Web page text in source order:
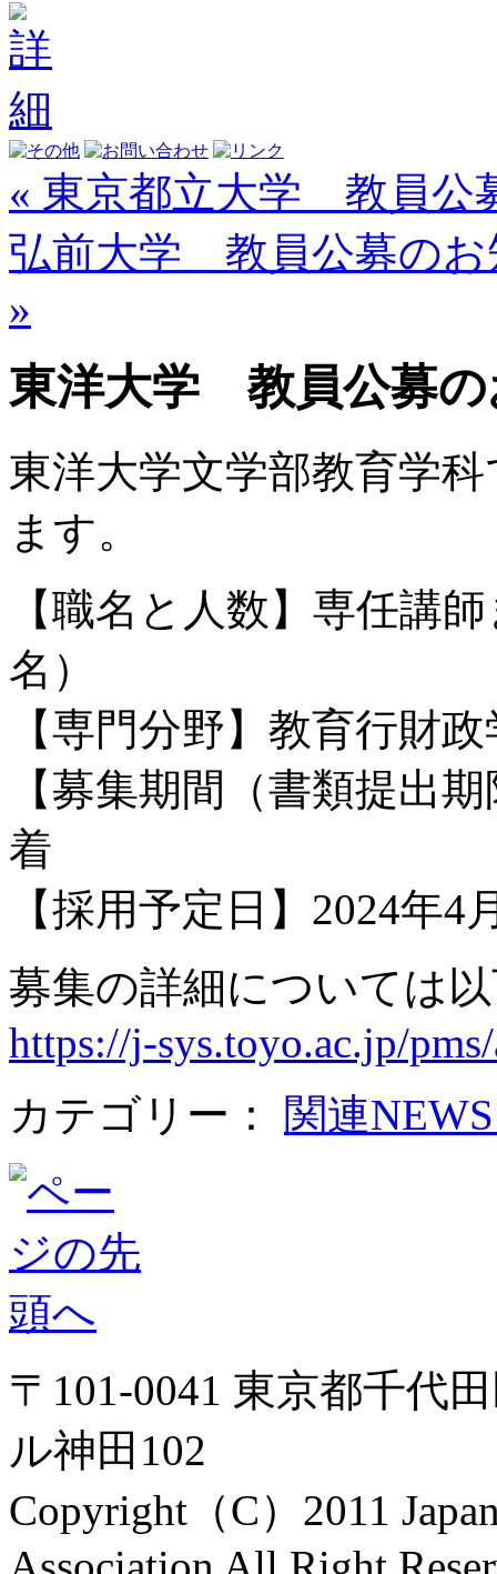
« 東京都立大学 教員公
弘前大学 教員公募のお
»
東洋大学 教員公募の
東洋大学文学部教育学
ます。
【職名と人数】専任講
名）
【専門分野】教育行財政
【募集期間（書類提出
着
【採用予定日】2024年4
募集の詳細については
https://j-sys.toyo.ac.jp/
カテゴリー： 関連
〒101-0041 東京都千代
ル神田102
Copyright（C）2011